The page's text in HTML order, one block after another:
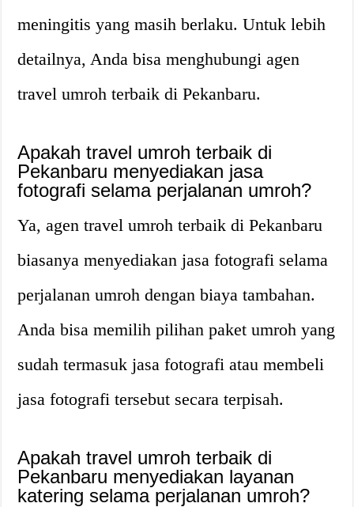
meningitis yang masih berlaku. Untuk lebih
detailnya, Anda bisa menghubungi agen
travel umroh terbaik di Pekanbaru.
Apakah travel umroh terbaik di
Pekanbaru menyediakan jasa
fotografi selama perjalanan umroh?
Ya, agen travel umroh terbaik di Pekanbaru
biasanya menyediakan jasa fotografi selama
perjalanan umroh dengan biaya tambahan.
Anda bisa memilih pilihan paket umroh yang
sudah termasuk jasa fotografi atau membeli
jasa fotografi tersebut secara terpisah.
Apakah travel umroh terbaik di
Pekanbaru menyediakan layanan
katering selama perjalanan umroh?